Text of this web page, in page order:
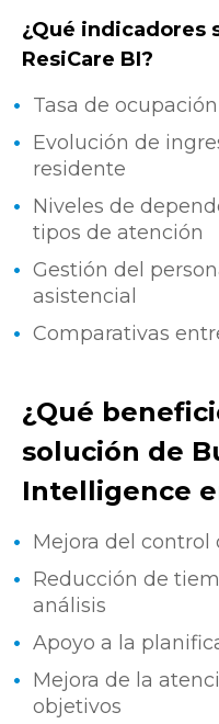
¿Qué indicadores
ResiCare BI?
Tasa de
Evolución de
residente
Niveles de
tipos de atención
Gestión del
asistencial
Comparativas
¿Qué
solución de
Intelligence
Mejora del control
Reducción de
análisis
Apoyo a la
Mejora de la
objetivos